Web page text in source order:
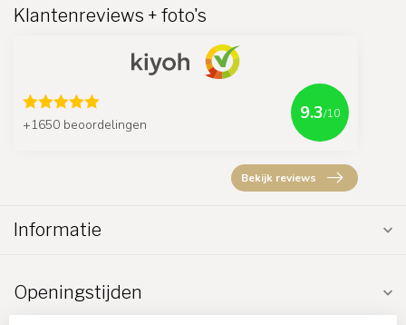
Klantenreviews + foto's
+1650 beoordelingen
9.3/10
Bekijk reviews
Informatie
Openingstijden